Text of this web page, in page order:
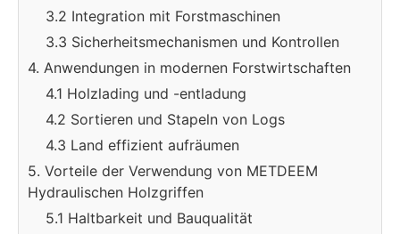
3.2 Integration mit Forstmaschinen
3.3 Sicherheitsmechanismen und Kontrollen
4. Anwendungen in modernen Forstwirtschaften
4.1 Holzlading und -entladung
4.2 Sortieren und Stapeln von Logs
4.3 Land effizient aufräumen
5. Vorteile der Verwendung von METDEEM
Hydraulischen Holzgriffen
5.1 Haltbarkeit und Bauqualität